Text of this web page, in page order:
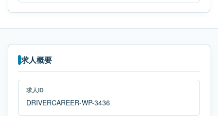
求人概要
求人ID
DRIVERCAREER-WP-3436